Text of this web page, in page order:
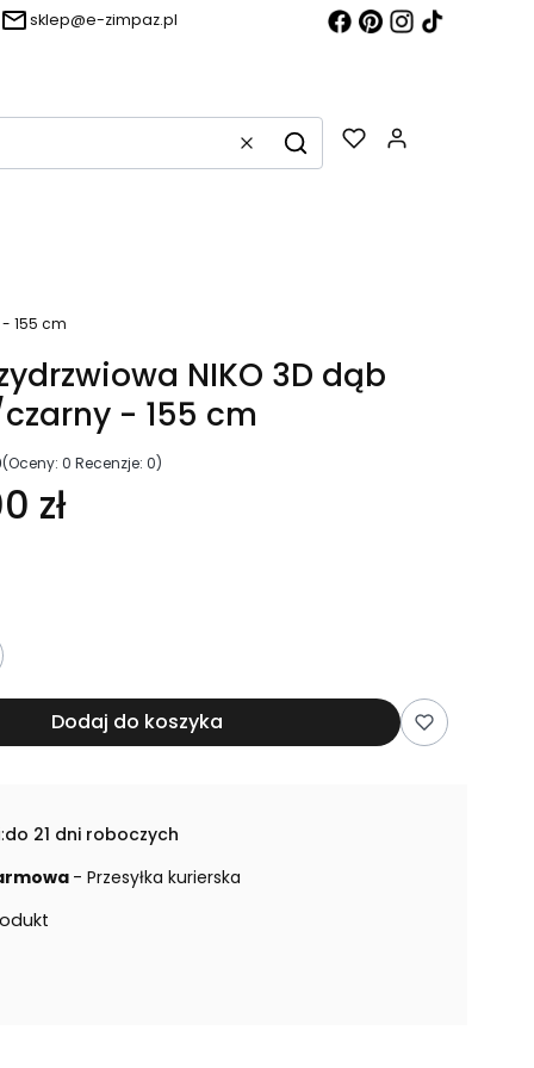
sklep@e-zimpaz.pl
WyczyśćSzukaj
155 cm
NIKO 3D dąb
- 155 cm
(Oceny: 0 Recenzje: 0)
zł
Dodaj do koszyka
do 21 dni roboczych
- Przesyłka kurierska